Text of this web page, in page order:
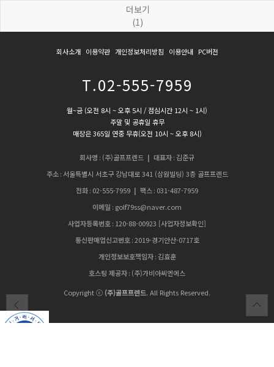
더보기
(1)
회사소개 이용약관 개인정보처리방침 이용안내 PC버전
T.02-555-7959
월~금 (오전 8시 ~ 오후 5시 / 점심시간 12시 ~ 1시)
주말 및 공휴일 휴무
매장은 365일 연중 무휴(오전 10시 ~ 오후 8시)
회사명 : (주)골프프렌드 | 대표자: 김준규
주소 : 서울특별시 서초구 강남대로 341 (삼원빌딩) 3층 골프프렌드
전화: 02-555-7959 | 팩스: 031-487-7959
이메일 : golf79ss@naver.com
사업자등록번호: 120-88-00923 [사업자정보확인]
통신판매업신고번호 :2019-경기안산-0717호
개인정보보호책임자 : 김효훈
호스팅 제공자: (주)가비아씨엔에스
Copyright ⓒ (주)골프프렌드. All Rights Reserved.